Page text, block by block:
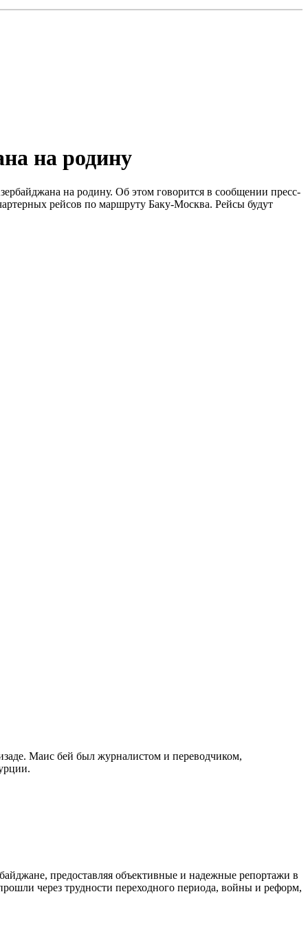
на родину
на родину. Об этом говорится в сообщении пресс-
рейсов по маршруту Баку-Москва. Рейсы будут
Маис бей был журналистом и переводчиком,
предоставляя объективные и надежные репортажи в
через трудности переходного периода, войны и реформ,